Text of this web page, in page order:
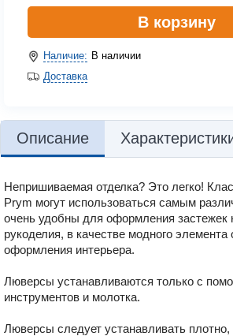
В корзину
Наличие: В наличии
Доставка
Описание
Непришиваемая отделка? Это легко!
Prym могут использоваться самым
очень удобны для оформления застежек
рукоделия, в качестве модного элемента
оформления интерьера.
Люверсы устанавливаются только с
инструментов и молотка.
Люверсы следует устанавливать